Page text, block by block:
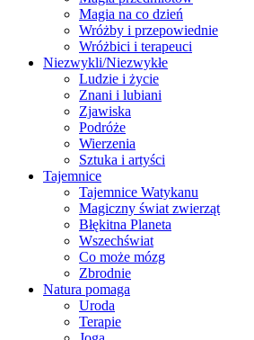
Magia na co dzień
Wróżby i przepowiednie
Wróżbici i terapeuci
Niezwykli/Niezwykłe
Ludzie i życie
Znani i lubiani
Zjawiska
Podróże
Wierzenia
Sztuka i artyści
Tajemnice
Tajemnice Watykanu
Magiczny świat zwierząt
Błękitna Planeta
Wszechświat
Co może mózg
Zbrodnie
Natura pomaga
Uroda
Terapie